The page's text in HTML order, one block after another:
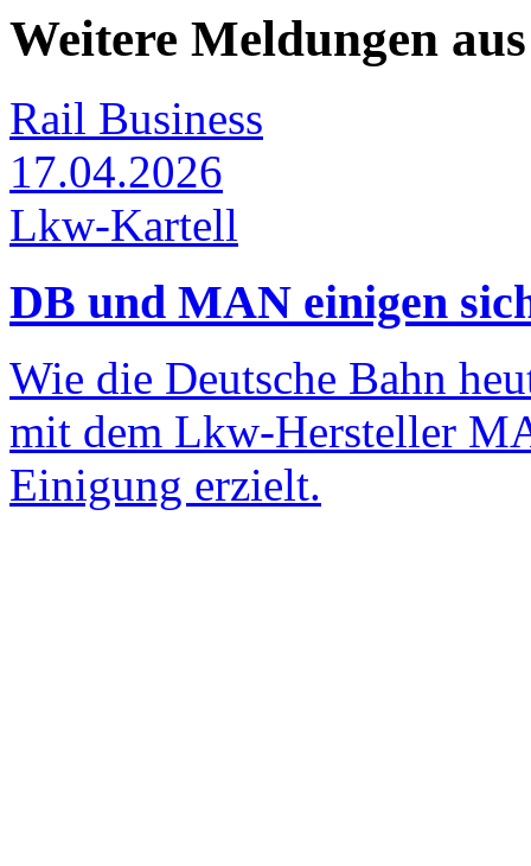
Weitere Meldungen
Rail Business
17.04.2026
Lkw-Kartell
DB und MAN einigen
Wie die Deutsche Bahn
mit dem Lkw-Hersteller
Einigung erzielt.